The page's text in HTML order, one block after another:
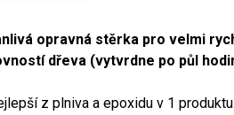
opravná stěrka pro velmi
dřeva (vytvrdne po půl
z plniva a epoxidu v 1